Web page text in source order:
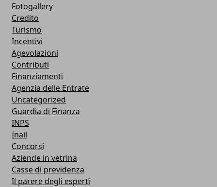
Fotogallery
Credito
Turismo
Incentivi
Agevolazioni
Contributi
Finanziamenti
Agenzia delle Entrate
Uncategorized
Guardia di Finanza
INPS
Inail
Concorsi
Aziende in vetrina
Casse di previdenza
Il parere degli esperti